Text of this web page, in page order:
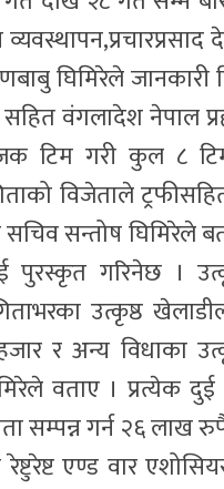
घिमिरेले जानकारी
वंगलादेश नेपाल
टिम गरी कुल ८
विजेताले
सन्तोष घिमिरेले
पुरस्कृत गरिनेछ ।
उत्कृष्ठ
र अन्य विधाका
वताए । प्रत्येक
सम्पन्न गर्न २६ लाख
एण्ड वार